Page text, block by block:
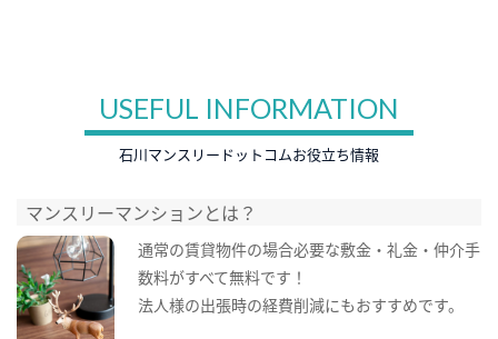
USEFUL INFORMATION
石川マンスリードットコムお役立ち情報
マンスリーマンションとは？
通常の賃貸物件の場合必要な敷金・礼金・仲介手
数料がすべて無料です！
法人様の出張時の経費削減にもおすすめです。